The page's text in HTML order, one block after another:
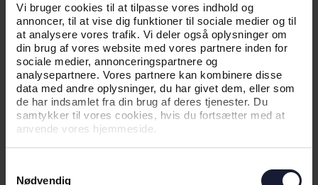
Vi bruger cookies til at tilpasse vores indhold og
annoncer, til at vise dig funktioner til sociale medier og til
at analysere vores trafik. Vi deler også oplysninger om
din brug af vores website med vores partnere inden for
sociale medier, annonceringspartnere og
analysepartnere. Vores partnere kan kombinere disse
data med andre oplysninger, du har givet dem, eller som
de har indsamlet fra din brug af deres tjenester. Du
samtykker til vores cookies, hvis du fortsætter med at
anvende vores hjemmeside.
Nødvendig
dannelse, faglighed og fællesskab. Skolen optager
185 elever i 9. og 10. klasse og tilbyder
undervisning, der forbereder eleverne til
gymnasiale eller erhvervsuddannelser.
Skolen har ingen faste linjer, og giver dermed
eleverne frihed til at vælge deres kerneidræt og
samtidig prøve kræfter med andre sportsgrene,
kreative eller musiske fag. Både fodbold, håndbold,
andre boldspil, gymnastik og fysisk træning fylder
meget i skolens hverdag.
Skolen har blandt andet kunstgræsbane,